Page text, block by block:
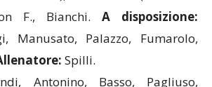
Manusato, Palazzo, Fumarolo,
Spilli.
Antonino, Basso, Pagliuso,
Frattini, Cereti (dal 15’st De